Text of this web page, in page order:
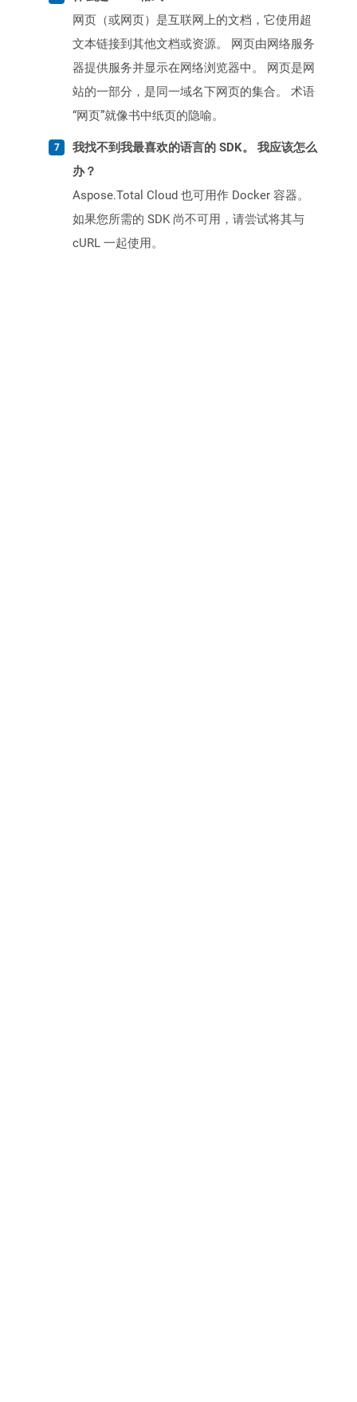
网页（或网页）是互联网上的文档，它使用超
文本链接到其他文档或资源。 网页由网络服务
器提供服务并显示在网络浏览器中。 网页是网
站的一部分，是同一域名下网页的集合。 术语
“网页”就像书中纸页的隐喻。
我找不到我最喜欢的语言的 SDK。 我应该怎么
办？
Aspose.Total Cloud 也可用作 Docker 容器。
如果您所需的 SDK 尚不可用，请尝试将其与
cURL 一起使用。